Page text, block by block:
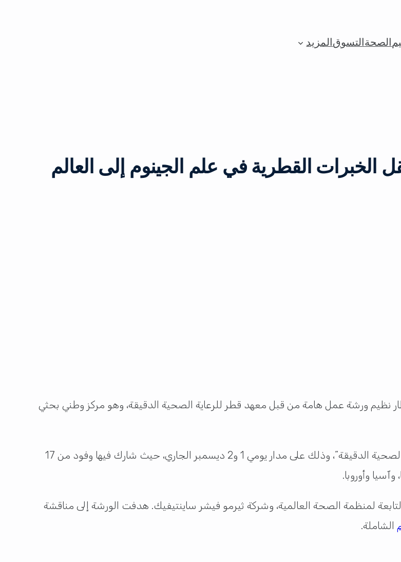
الصحة التسوق المزيد
الخبرات القطرية في علم الجينوم إلى العالم
نظيم ورشة عمل هامة من قبل معهد قطر للرعاية الصحية الدقيقة، وهو مركز وطني بحثي
جاءت الورشة تحت عنوان “إطلاق برامج شاملة لتمكين الرعاية الصحية الدقيقة”، وذلك على مدار يومي 1 و2 ديسمبر الجاري، حيث شارك فيها وفود من 17
وأوروبا.
لمنظمة الصحة العالمية، وشركة ثيرمو فيشر ساينتيفيك. هدفت الورشة إلى مناقشة
الشاملة.